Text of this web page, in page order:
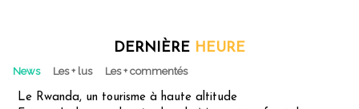
DERNIÈRE HEURE
News Les + lus Les + commentés
Le Rwanda, un tourisme à haute altitude